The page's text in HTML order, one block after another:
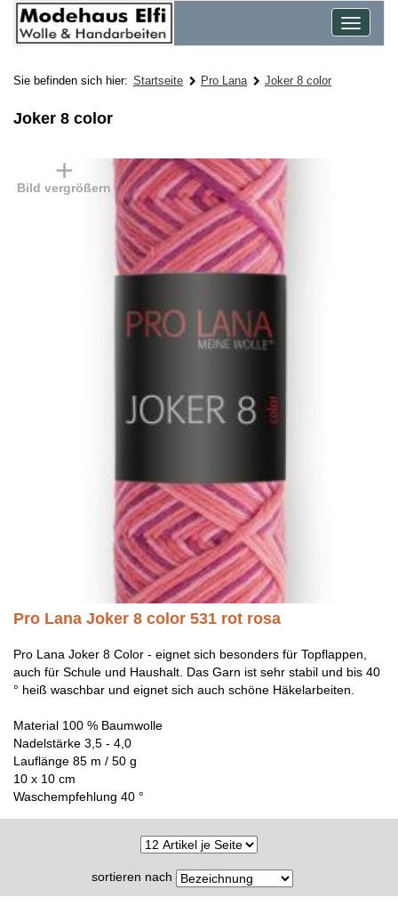
Toggle
Sie befinden sich hier: Startseite Pro Lana Joker 8 color
Joker 8 color
Bild vergrößern
Pro Lana Joker 8 color 531 rot rosa
Pro Lana Joker 8 Color - eignet sich besonders für Topflappen,
auch für Schule und Haushalt. Das Garn ist sehr stabil und bis 40
° heiß waschbar und eignet sich auch schöne Häkelarbeiten.
Material 100 % Baumwolle
Nadelstärke 3,5 - 4,0
Lauflänge 85 m / 50 g
10 x 10 cm
Waschempfehlung 40 °
sortieren nach